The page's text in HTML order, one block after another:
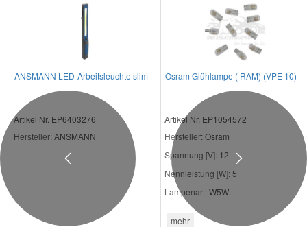
ANSMANN LED-Arbeitsleuchte slim
Artikel Nr. EP6403276
Hersteller: ANSMANN
Osram Glühlampe ( RAM) (VPE 10)
Artikel Nr. EP1054572
Hersteller: Osram
Spannung [V]: 12
Nennleistung [W]: 5
Lampenart: W5W
mehr
Previous Next